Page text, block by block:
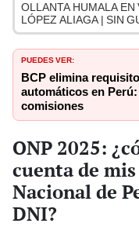
OLLANTA HUMALA EN
LÓPEZ ALIAGA | SIN
PUEDES VER:
BCP elimina
automáticos en
comisiones
ONP 2025:
cuenta de
Nacional de
DNI?